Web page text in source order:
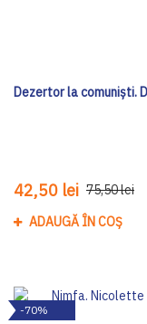
Dezertor la comuniști.
42,50 lei 75,50 lei
ADAUGĂ ÎN COȘ
-70%